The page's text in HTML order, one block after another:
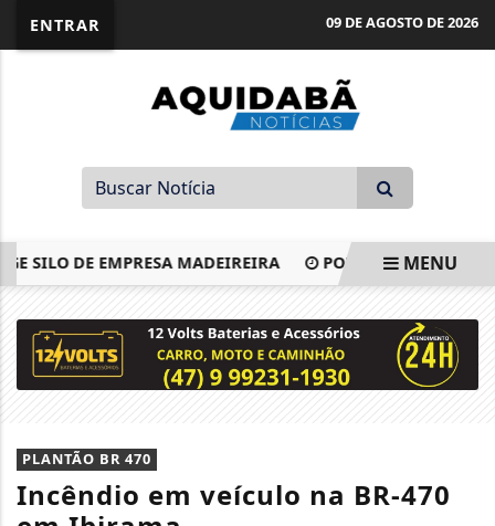
ENTRAR 09 DE AGOSTO DE 2026
DE EMPRESA MADEIREIRA POLÍCIA CIVIL PRENDE
MENU
PLANTÃO BR 470
Incêndio em veículo na BR-470